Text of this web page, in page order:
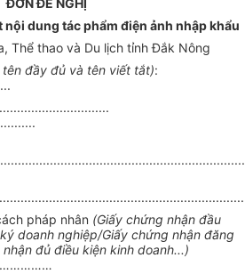
ĐƠN ĐỀ NGHỊ
nội dung tác phẩm điện ảnh nhập khẩu
Thể thao và Du lịch tỉnh Đắk Nông
tên đầy đủ và tên viết tắt):
pháp nhân (Giấy chứng nhận đầu
doanh nghiệp/Giấy chứng nhận đăng
đủ điều kiện kinh doanh...)